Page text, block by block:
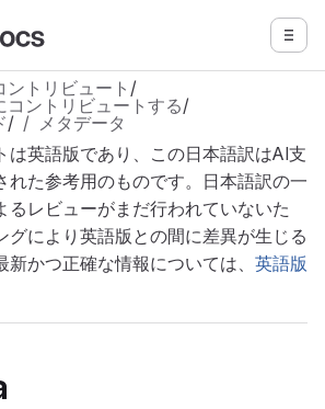
キップ
ホームページに移動 メニ
ントリビュート /
コントリビュートする/
/
メタデータ
は英語版であり、この日本語訳はAI支
れた参考用のものです。日本語訳の一
るレビューがまだ行われていないた
グにより英語版との間に差異が生じる
かつ正確な情報については、 英語版